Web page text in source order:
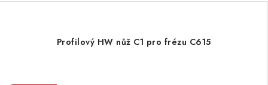
Profilový HW nůž C1 pro frézu C615